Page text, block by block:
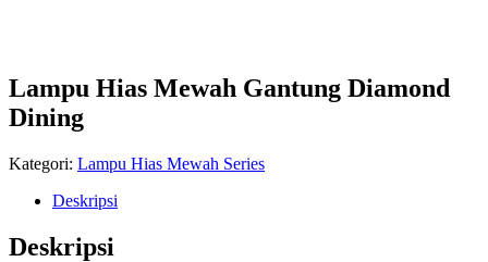
Lampu Hias Mewah Gantung Diamond
Dining
Kategori: Lampu Hias Mewah Series
Deskripsi
Deskripsi